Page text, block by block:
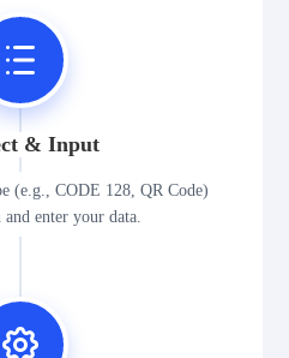
& Input
(e.g., CODE 128, QR Code)
enter your data.